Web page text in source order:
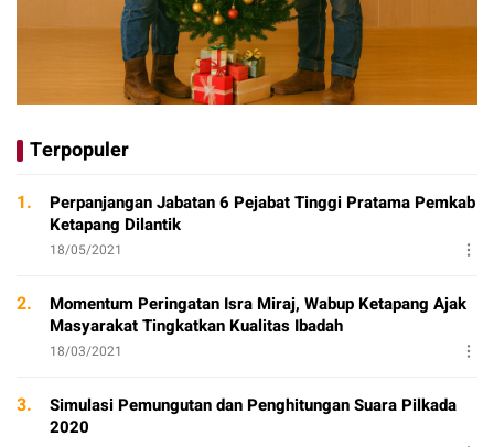
Terpopuler
1.
Perpanjangan Jabatan 6 Pejabat Tinggi Pratama Pemkab
Ketapang Dilantik
18/05/2021
2.
Momentum Peringatan Isra Miraj, Wabup Ketapang Ajak
Masyarakat Tingkatkan Kualitas Ibadah
18/03/2021
3.
Simulasi Pemungutan dan Penghitungan Suara Pilkada
2020